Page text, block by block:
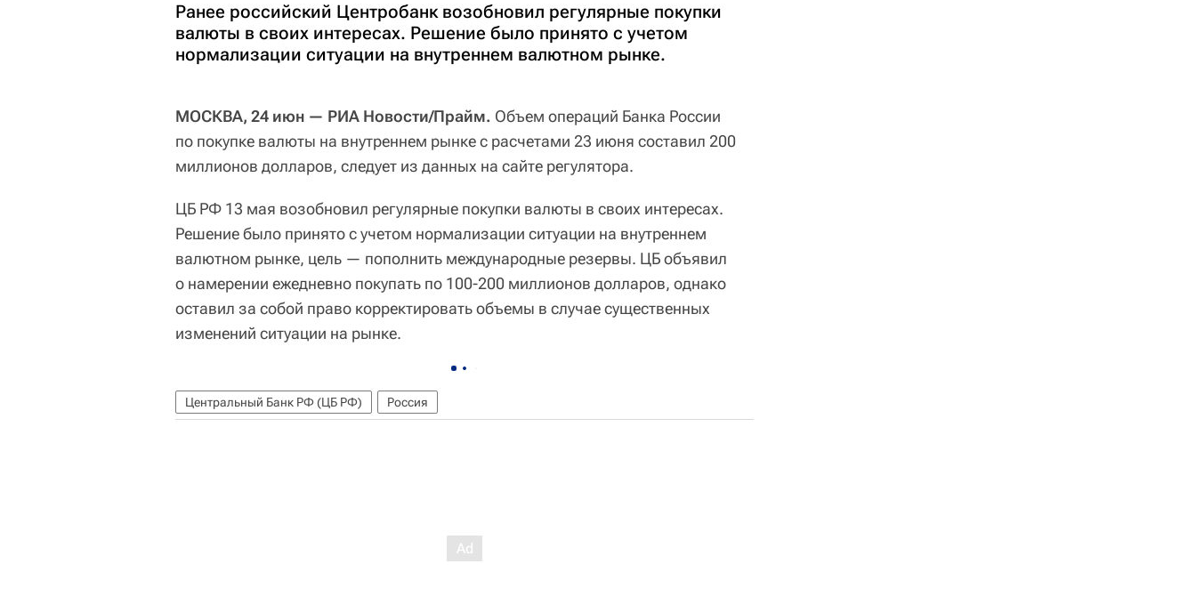
Ранее российский Центробанк возобновил регулярные покупки
валюты в своих интересах. Решение было принято с учетом
нормализации ситуации на внутреннем валютном рынке.
МОСКВА, 24 июн — РИА Новости/Прайм. Объем операций Банка России
по покупке валюты на внутреннем рынке с расчетами 23 июня составил 200
миллионов долларов, следует из данных на сайте регулятора.
ЦБ РФ 13 мая возобновил регулярные покупки валюты в своих интересах.
Решение было принято с учетом нормализации ситуации на внутреннем
валютном рынке, цель — пополнить международные резервы. ЦБ объявил
о намерении ежедневно покупать по 100-200 миллионов долларов, однако
оставил за собой право корректировать объемы в случае существенных
изменений ситуации на рынке.
Центральный Банк РФ (ЦБ РФ) Россия